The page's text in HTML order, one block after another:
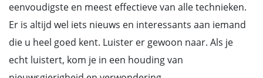
eenvoudigste en meest effectieve van alle technieken.
Er is altijd wel iets nieuws en interessants aan iemand
die u heel goed kent. Luister er gewoon naar. Als je
echt luistert, kom je in een houding van